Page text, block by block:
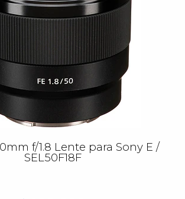
f/1.8 Lente para Sony E /
SEL50F18F